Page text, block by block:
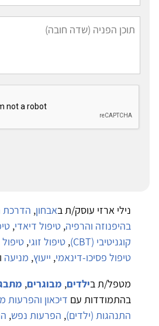
נילי ארזי עוסק/ת באבחון, הדרכת
בהיפנוזה והרפיה, טיפול דיאדי,
קוגניטיבי (CBT)
, טיפול זוגי,
טיפול פסיכו-דינאמי, ייעוץ, מניעה ו
מטפל/ת בילדים, מבוגרים,
בהתמודדות עם דיכאון והפרעות
התנהגות (ילדים), הפרעות נפש,